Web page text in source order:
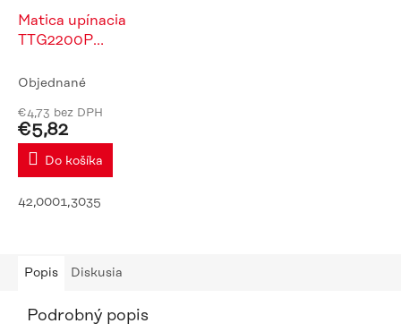
Matica upínacia
TTG2200P
Objednané
€4,73 bez DPH
€5,82
Do košíka
42,0001,3035
Popis Diskusia
Podrobný popis